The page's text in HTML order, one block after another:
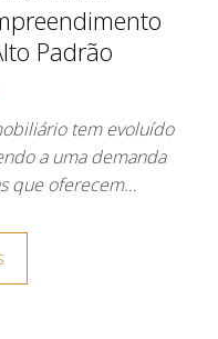
Padrão
tem evoluído
a uma demanda
que oferecem…